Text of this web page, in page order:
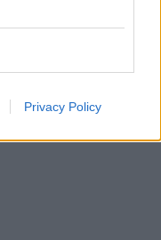
Privacy Policy
klaipėda